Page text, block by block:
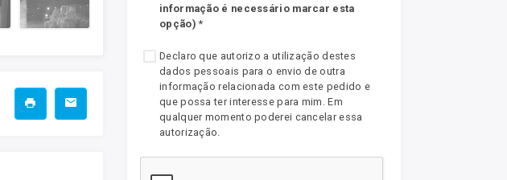
informação é necessário marcar esta
opção) *
Declaro que autorizo a utilização destes
dados pessoais para o envio de outra
informação relacionada com este pedido e
que possa ter interesse para mim. Em
qualquer momento poderei cancelar essa
autorização.